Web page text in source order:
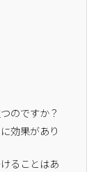
のですか？
効果があり
ることはあ